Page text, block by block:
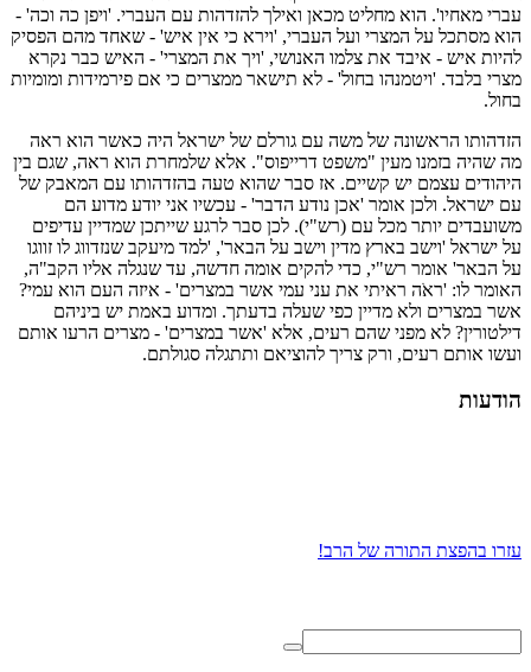
עברי מאחיו'. הוא מחליט מכאן ואילך להזדהות עם העברי. 'ויפן כה וכה' -
הוא מסתכל על המצרי ועל העברי, 'וירא כי אין איש' - שאחד מהם הפסיק
להיות איש - איבד את צלמו האנושי, 'ויך את המצרי' - האיש כבר נקרא
מצרי בלבד. 'ויטמנהו בחול' - לא תישאר ממצרים כי אם פירמידות ומומיות
בחול.
הזדהותו הראשונה של משה עם גורלם של ישראל היה כאשר הוא ראה
מה שהיה בזמנו מעין "משפט דרייפוס". אלא שלמחרת הוא ראה, שגם בין
היהודים עצמם יש קשיים. אז סבר שהוא טעה בהזדהותו עם המאבק של
עם ישראל. ולכן אומר 'אכן נודע הדבר' - עכשיו אני יודע מדוע הם
משועבדים יותר מכל עם (רש"י). לכן סבר לרגע שייתכן שמדיין עדיפים
על ישראל 'וישב בארץ מדין וישב על הבאר', 'למד מיעקב שנזדווג לו זווגו
על הבאר' אומר רש"י, כדי להקים אומה חדשה, עד שנגלה אליו הקב"ה,
האומר לו: 'ראֹה ראיתי את עני עמי אשר במצרים' - איזה העם הוא עמי?
אשר במצרים ולא מדיין כפי שעלה בדעתך. ומדוע באמת יש ביניהם
דילטורין? לא מפני שהם רעים, אלא 'אשר במצרים' - מצרים הרעו אותם
ועשו אותם רעים, ורק צריך להוציאם ותתגלה סגולתם.
הודעות
עזרו בהפצת התורה של הרב!